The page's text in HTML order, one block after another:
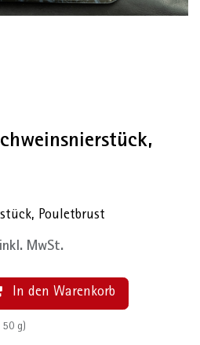
Pouletbrust
inkl. MwSt.
In den Warenkorb
50 g)